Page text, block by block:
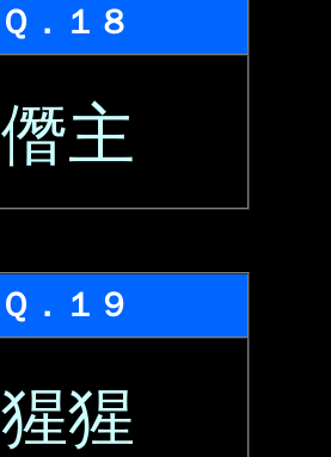
Ｑ．１８
僭主
Ｑ．１９
猩猩